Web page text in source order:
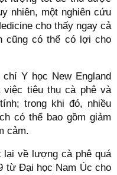
nhiên, một nghiên cứu
cho thấy ngay cả
cũng có thể có lợi cho
Y học New England
tiêu thụ cà phê và
trong khi đó, nhiều
có thể bao gồm giảm
cảm.
lại về lượng cà phê quá
từ Đại học Nam Úc cho